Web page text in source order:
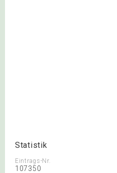
Statistik
Eintrags-Nr.
107350